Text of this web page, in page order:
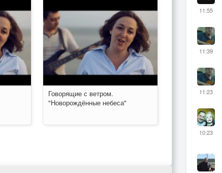
Говорящие с ветром.
"Новорождённые небеса"
11:55
11:39
11:23
10:23